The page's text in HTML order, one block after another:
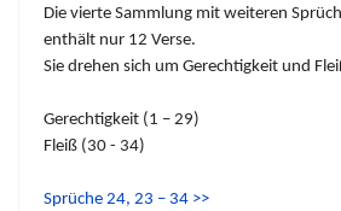
Die vierte Sammlung mit weiteren
enthält nur 12 Verse.
Sie drehen sich um Gerechtigkeit und
Gerechtigkeit (1 – 29)
Fleiß (30 - 34)
Sprüche 24, 23 – 34 >>